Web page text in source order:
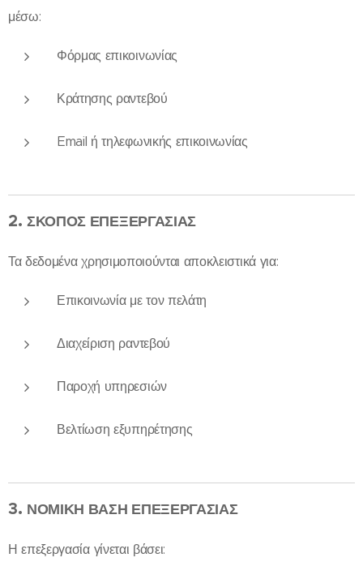
μέσω:
Φόρμας επικοινωνίας
Κράτησης ραντεβού
Email ή τηλεφωνικής επικοινωνίας
2.ΣΚΟΠΟΣ ΕΠΕΞΕΡΓΑΣΙΑΣ
Τα δεδομένα χρησιμοποιούνται αποκλειστικά για:
Επικοινωνία με τον πελάτη
Διαχείριση ραντεβού
Παροχή υπηρεσιών
Βελτίωση εξυπηρέτησης
3. ΝΟΜΙΚΗ ΒΑΣΗ ΕΠΕΞΕΡΓΑΣΙΑΣ
Η επεξεργασία γίνεται βάσει: